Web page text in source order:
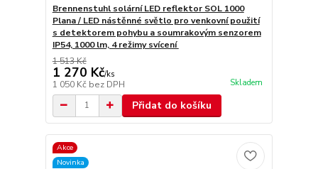
Brennenstuhl solární LED reflektor SOL 1000
Plana / LED nástěnné světlo pro venkovní použití
s detektorem pohybu a soumrakovým senzorem
IP54, 1000 lm, 4 režimy svícení
1 513 Kč
1 270 Kč/ks
1 050 Kč bez DPH Skladem
Přidat do košíku
Akce
Novinka